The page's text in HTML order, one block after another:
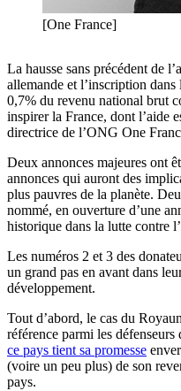
[One France]
La hausse sans précédent de
allemande et l’inscription
0,7% du revenu national brut
inspirer la France, dont l’aide
directrice de l’ONG One
Deux annonces majeures ont
annonces qui auront des
plus pauvres de la planète.
nommé, en ouverture d’une
historique dans la lutte contre
Les numéros 2 et 3 des
un grand pas en avant dans
développement.
Tout d’abord, le cas du
référence parmi les
ce pays tient sa promesse
(voire un peu plus) de son
pays.